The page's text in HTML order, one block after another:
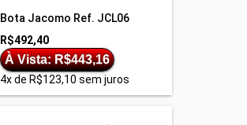
Bota Jacomo Ref. JCL06
R$492,40
À Vista: R$443,16
4x de R$123,10 sem juros